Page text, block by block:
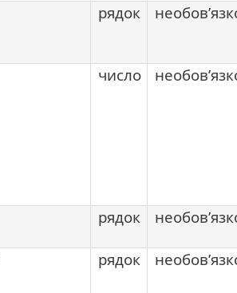
рядок
число
рядок
рядок